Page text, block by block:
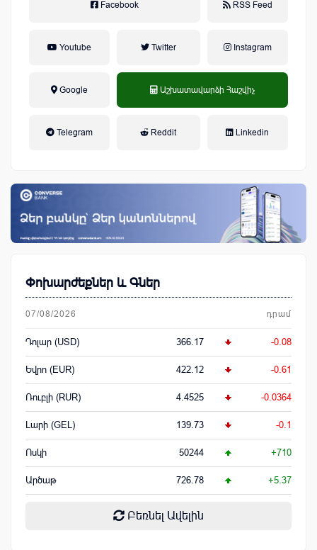
Facebook RSS Feed
Youtube Twitter Instagram
Google Աշխատավարձի Հաշվիչ
Telegram Reddit Linkedin
Փոխարժեքներ և Գներ
07/08/2026 դրամ
Դոլար (USD) 366.17 -0.08
Եվրո (EUR) 422.12 -0.61
Ռուբլի (RUR) 4.4525 -0.0364
Լարի (GEL) 139.73 -0.1
Ոսկի 50244 +710
Արծաթ 726.78 +5.37
Բեռնել Ավելին